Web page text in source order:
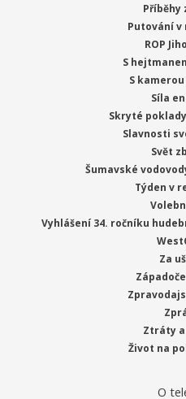
Příběhy
Putování v
ROP
S
S
Síla
Skryté
Slavnosti
Svět
Šumavské
Týden v
Vyhlášení 34. ročníku
Za
Ztráty
Život na
O